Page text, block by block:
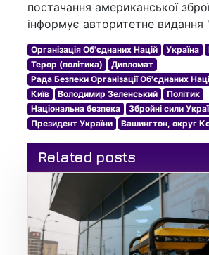
постачання американської
інформує авторитетне видання
Організація Об'єднаних Націй Україна
Терор (політика)
Дипломат
Рада Безпеки Організації Об'єднаних
Київ
Володимир Зеленський
Політик
Національна безпека
Збройні сили
Президент України
Вашингтон, округ
Related posts